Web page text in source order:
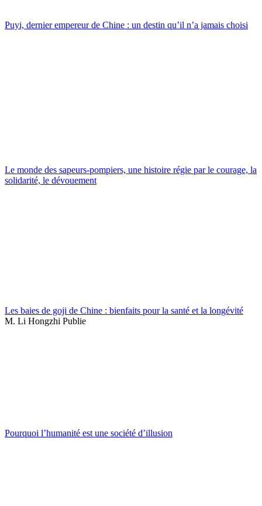
Puyi, dernier empereur de Chine : un destin qu’il n’a jamais choisi
Le monde des sapeurs-pompiers, une histoire régie par le courage, la
solidarité, le dévouement
Les baies de goji de Chine : bienfaits pour la santé et la longévité
M. Li Hongzhi Publie
Pourquoi l’humanité est une société d’illusion